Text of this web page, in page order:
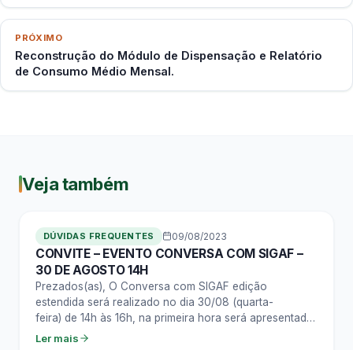
PRÓXIMO
Reconstrução do Módulo de Dispensação e Relatório
de Consumo Médio Mensal.
Veja também
DÚVIDAS FREQUENTES 09/08/2023
CONVITE – EVENTO CONVERSA COM SIGAF –
30 DE AGOSTO 14H
Prezados(as), O Conversa com SIGAF edição
estendida será realizado no dia 30/08 (quarta-
feira) de 14h às 16h, na primeira hora será apresentado
um tema recorrente que chega ao suporte…
Ler mais